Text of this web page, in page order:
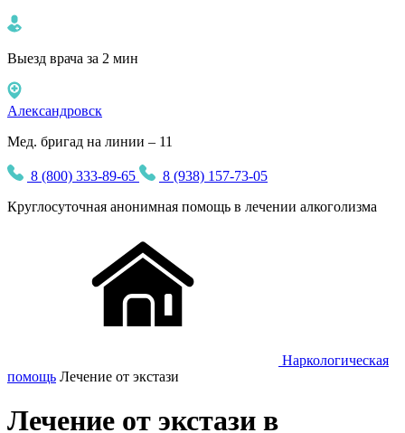
Выезд врача за 2 мин
Александровск
Мед. бригад на линии – 11
8 (800) 333-89-65
8 (938) 157-73-05
Круглосуточная анонимная помощь в лечении алкоголизма
Наркологическая
помощь Лечение от экстази
Лечение от экстази в